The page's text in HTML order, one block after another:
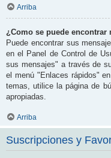
Arriba
¿Como se puede
Puede encontrar sus
en el Panel de Control de
sus mensajes" a través de
el menú "Enlaces rápidos"
temas, utilice la página de
apropiadas.
Arriba
Suscripciones y